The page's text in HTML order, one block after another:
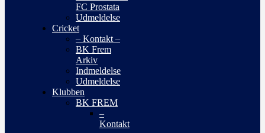
FC Prostata
Udmeldelse
Cricket
– Kontakt –
BK Frem
Arkiv
Indmeldelse
Udmeldelse
Klubben
BK FREM
–
Kontakt